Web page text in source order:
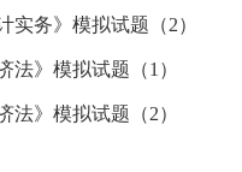
实务》模拟试题（2）
法》模拟试题（1）
法》模拟试题（2）